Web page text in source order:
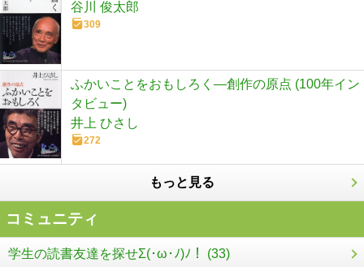
谷川 俊太郎
309
ふかいことをおもしろく―創作の原点 (100年イン
タビュー)
井上 ひさし
272
もっと見る
コミュニティ
学生の読書友達を探せΣ(･ω･ﾉ)ﾉ！ (33)